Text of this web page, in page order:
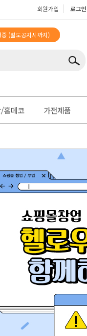
회원가입 로그인
중 (별도공지시까지)
홈데코 가전제품
맨